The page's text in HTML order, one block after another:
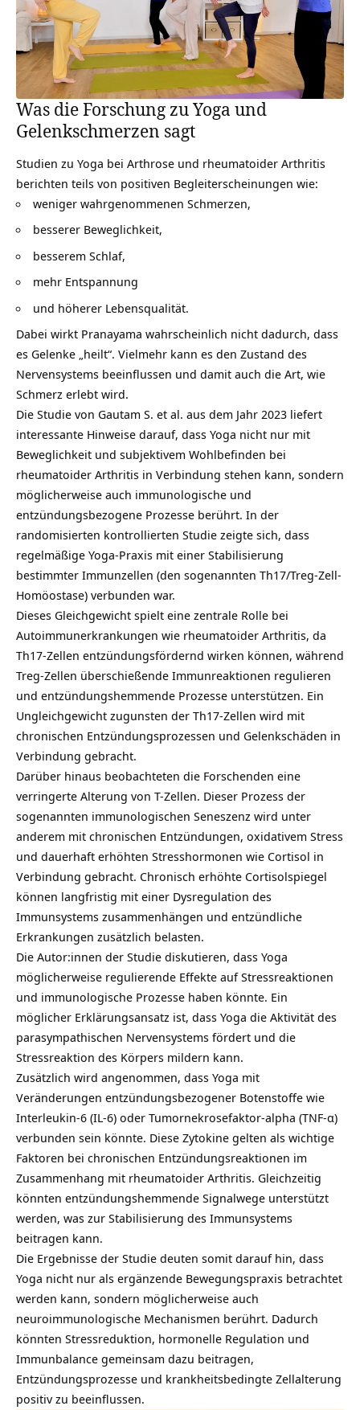
Was die Forschung zu Yoga und
Gelenkschmerzen sagt
Studien zu Yoga bei Arthrose und rheumatoider Arthritis
berichten teils von positiven Begleiterscheinungen wie:
weniger wahrgenommenen Schmerzen,
besserer Beweglichkeit,
besserem Schlaf,
mehr Entspannung
und höherer Lebensqualität.
Dabei wirkt Pranayama wahrscheinlich nicht dadurch, dass
es Gelenke „heilt“. Vielmehr kann es den Zustand des
Nervensystems beeinflussen und damit auch die Art, wie
Schmerz erlebt wird.
Die Studie von Gautam S. et al. aus dem Jahr 2023 liefert
interessante Hinweise darauf, dass Yoga nicht nur mit
Beweglichkeit und subjektivem Wohlbefinden bei
rheumatoider Arthritis in Verbindung stehen kann, sondern
möglicherweise auch immunologische und
entzündungsbezogene Prozesse berührt. In der
randomisierten kontrollierten Studie zeigte sich, dass
regelmäßige Yoga-Praxis mit einer Stabilisierung
bestimmter Immunzellen (den sogenannten Th17/Treg-Zell-
Homöostase) verbunden war.
Dieses Gleichgewicht spielt eine zentrale Rolle bei
Autoimmunerkrankungen wie rheumatoider Arthritis, da
Th17-Zellen entzündungsfördernd wirken können, während
Treg-Zellen überschießende Immunreaktionen regulieren
und entzündungshemmende Prozesse unterstützen. Ein
Ungleichgewicht zugunsten der Th17-Zellen wird mit
chronischen Entzündungsprozessen und Gelenkschäden in
Verbindung gebracht.
Darüber hinaus beobachteten die Forschenden eine
verringerte Alterung von T-Zellen. Dieser Prozess der
sogenannten immunologischen Seneszenz wird unter
anderem mit chronischen Entzündungen, oxidativem Stress
und dauerhaft erhöhten Stresshormonen wie Cortisol in
Verbindung gebracht. Chronisch erhöhte Cortisolspiegel
können langfristig mit einer Dysregulation des
Immunsystems zusammenhängen und entzündliche
Erkrankungen zusätzlich belasten.
Die Autor:innen der Studie diskutieren, dass Yoga
möglicherweise regulierende Effekte auf Stressreaktionen
und immunologische Prozesse haben könnte. Ein
möglicher Erklärungsansatz ist, dass Yoga die Aktivität des
parasympathischen Nervensystems fördert und die
Stressreaktion des Körpers mildern kann.
Zusätzlich wird angenommen, dass Yoga mit
Veränderungen entzündungsbezogener Botenstoffe wie
Interleukin-6 (IL-6) oder Tumornekrosefaktor-alpha (TNF-α)
verbunden sein könnte. Diese Zytokine gelten als wichtige
Faktoren bei chronischen Entzündungsreaktionen im
Zusammenhang mit rheumatoider Arthritis. Gleichzeitig
könnten entzündungshemmende Signalwege unterstützt
werden, was zur Stabilisierung des Immunsystems
beitragen kann.
Die Ergebnisse der Studie deuten somit darauf hin, dass
Yoga nicht nur als ergänzende Bewegungspraxis betrachtet
werden kann, sondern möglicherweise auch
neuroimmunologische Mechanismen berührt. Dadurch
könnten Stressreduktion, hormonelle Regulation und
Immunbalance gemeinsam dazu beitragen,
Entzündungsprozesse und krankheitsbedingte Zellalterung
positiv zu beeinflussen.